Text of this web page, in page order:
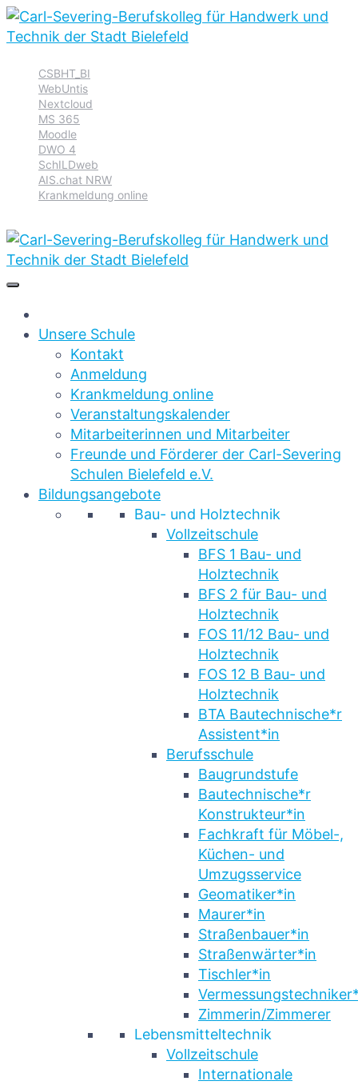
Hauptnavigation
springen
Inhalt
springen
Footer
springen
CSBHT_BI
WebUntis
Nextcloud
MS 365
Moodle
DWO 4
SchILDweb
AIS.chat NRW
Krankmeldung online
Unsere Schule
Kontakt
Anmeldung
Krankmeldung online
Veranstaltungskalender
Mitarbeiterinnen und Mitarbeiter
Freunde und Förderer der Carl-Severing
Schulen Bielefeld e.V.
Bildungsangebote
Bau- und Holztechnik
Vollzeitschule
BFS 1 Bau- und
Holztechnik
BFS 2 für Bau- und
Holztechnik
FOS 11/12 Bau- und
Holztechnik
FOS 12 B Bau- und
Holztechnik
BTA Bautechnische*r
Assistent*in
Berufsschule
Baugrundstufe
Bautechnische*r
Konstrukteur*in
Fachkraft für Möbel-,
Küchen- und
Umzugsservice
Geomatiker*in
Maurer*in
Straßenbauer*in
Straßenwärter*in
Tischler*in
Zimmerin/Zimmerer
Lebensmitteltechnik
Vollzeitschule
Internationale